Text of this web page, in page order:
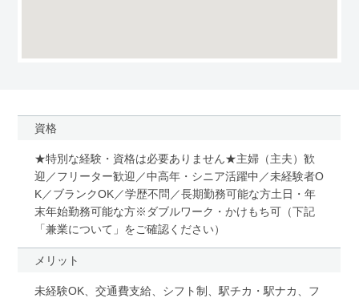
資格
★特別な経験・資格は必要ありません★主婦（主夫）歓
迎／フリーター歓迎／中高年・シニア活躍中／未経験者O
K／ブランクOK／学歴不問／長期勤務可能な方土日・年
末年始勤務可能な方※ダブルワーク・かけもち可（下記
「兼業について」をご確認ください）
メリット
未経験OK、交通費支給、シフト制、駅チカ・駅ナカ、フ